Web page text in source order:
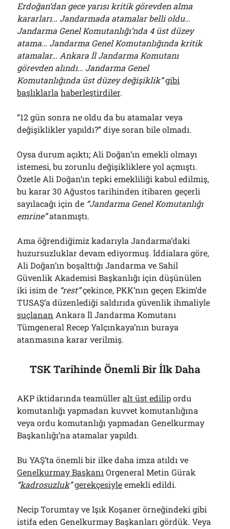
Erdoğan’dan gece yarısı kritik görevden alma
kararları… Jandarmada atamalar belli oldu…
Jandarma Genel Komutanlığı’nda 4 üst düzey
atama… Jandarma Genel Komutanlığında kritik
atamalar… Ankara İl Jandarma Komutanı
görevden alındı… Jandarma Genel
Komutanlığında üst düzey değişiklik”gibi
başlıklarla haberleştirdiler.
“12 gün sonra ne oldu da bu atamalar veya
değişiklikler yapıldı?” diye soran bile olmadı.
Oysa durum açıktı; Ali Doğan’ın emekli olmayı
istemesi, bu zorunlu değişikliklere yol açmıştı.
Özetle Ali Doğan’ın tepki emekliliği kabul edilmiş,
bu karar 30 Ağustos tarihinden itibaren geçerli
sayılacağı için de “Jandarma Genel Komutanlığı
emrine”atanmıştı.
Ama öğrendiğimiz kadarıyla Jandarma’daki
huzursuzluklar devam ediyormuş. İddialara göre,
Ali Doğan’ın boşalttığı Jandarma ve Sahil
Güvenlik Akademisi Başkanlığı için düşünülen
iki isim de “rest”çekince, PKK’nın geçen Ekim’de
TUSAŞ’a düzenlediği saldırıda güvenlik ihmaliyle
suçlanan Ankara İl Jandarma Komutanı
Tümgeneral Recep Yalçınkaya’nın buraya
atanmasına karar verilmiş.
TSK Tarihinde Önemli Bir İlk Daha
AKP iktidarında teamülleralt üst edilipordu
komutanlığı yapmadan kuvvet komutanlığına
veya ordu komutanlığı yapmadan Genelkurmay
Başkanlığı’na atamalar yapıldı.
Bu YAŞ’ta önemli bir ilke daha imza atıldı ve
Genelkurmay Başkanı Orgeneral Metin Gürak
“kadrosuzluk”gerekçesiyleemekli edildi.
Necip Torumtay ve Işık Koşaner örneğindeki gibi
istifa eden Genelkurmay Başkanları gördük. Veya